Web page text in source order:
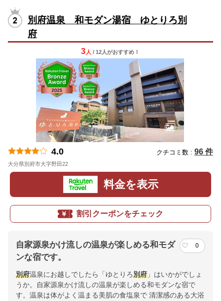
別府温泉 和モダン湯宿 ゆとりろ別
府
3 人 / 12人がおすすめ！
4.0 クチコミ数 : 96 件
大分県別府市大字野田22
料金を表示
割引クーポンをチェック
自家源泉かけ流しの温泉が楽しめる和モダ
ンな宿です。
0
別府温泉にお越しでしたら「ゆとりろ別府 」はいかがでしょ
うか。自家源泉かけ流しの温泉が楽しめる和モダンな宿で
す。温泉は体がよく温まる美肌の食塩泉で 清潔感のある大浴